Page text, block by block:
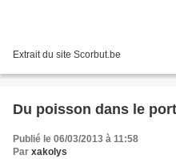
Extrait du site Scorbut.be
Du poisson dans le
Publié le 06/03/2013 à 11:58
Par xakolys